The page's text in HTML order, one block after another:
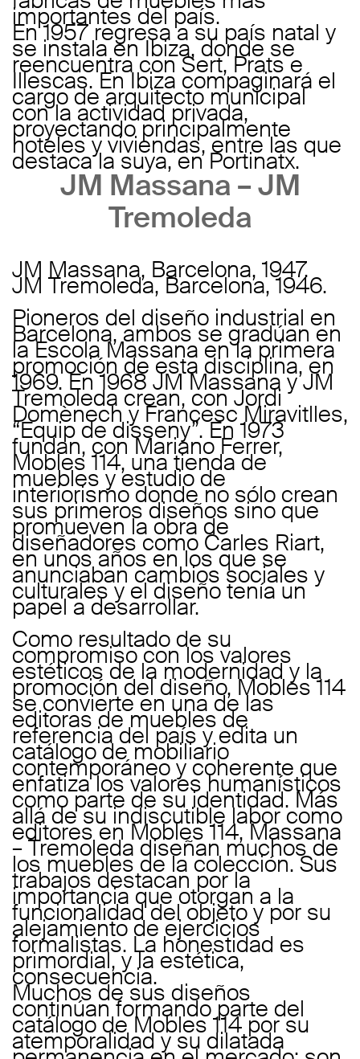
importantes del país.
En 1957 regresa a su país natal y
se instala en Ibiza, donde se
reencuentra con Sert, Prats e
Illescas. En Ibiza compaginará el
cargo de arquitecto municipal
con la actividad privada,
proyectando principalmente
hoteles y viviendas, entre las que
destaca la suya, en Portinatx.
JM Massana – JM
Tremoleda
JM Massana, Barcelona, 1947.
JM Tremoleda, Barcelona, 1946.
Pioneros del diseño industrial en
Barcelona, ambos se gradúan en
la Escola Massana en la primera
promoción de esta disciplina, en
1969. En 1968 JM Massana y JM
Tremoleda crean, con Jordi
Domènech y Francesc Miravitlles,
“Equip de disseny”. En 1973
fundan, con Mariano Ferrer,
Mobles 114, una tienda de
muebles y estudio de
interiorismo donde no sólo crean
sus primeros diseños sino que
promueven la obra de
diseñadores como Carles Riart,
en unos años en los que se
anunciaban cambios sociales y
culturales y el diseño tenía un
papel a desarrollar.
Como resultado de su
compromiso con los valores
estéticos de la modernidad y la
promoción del diseño, Mobles 114
se convierte en una de las
editoras de muebles de
referencia del país y edita un
catálogo de mobiliario
contemporáneo y coherente que
enfatiza los valores humanísticos
como parte de su identidad. Más
allá de su indiscutible labor como
editores en Mobles 114, Massana
– Tremoleda diseñan muchos de
los muebles de la colección. Sus
trabajos destacan por la
importancia que otorgan a la
funcionalidad del objeto y por su
alejamiento de ejercicios
formalistas. La honestidad es
primordial, y la estética,
consecuencia.
Muchos de sus diseños
continúan formando parte del
catálogo de Mobles 114 por su
atemporalidad y su dilatada